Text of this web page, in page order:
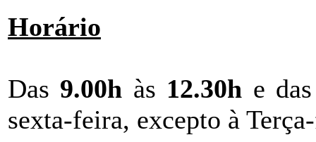
Horário
Das 9.00h às 12.30h e
sexta-feira, excepto à